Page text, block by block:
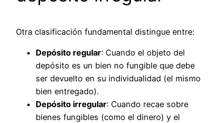
Otra clasificación fundamental distingue entre:
Depósito regular: Cuando el objeto del
depósito es un bien no fungible que debe
ser devuelto en su individualidad (el mismo
bien entregado).
Depósito irregular: Cuando recae sobre
bienes fungibles (como el dinero) y el